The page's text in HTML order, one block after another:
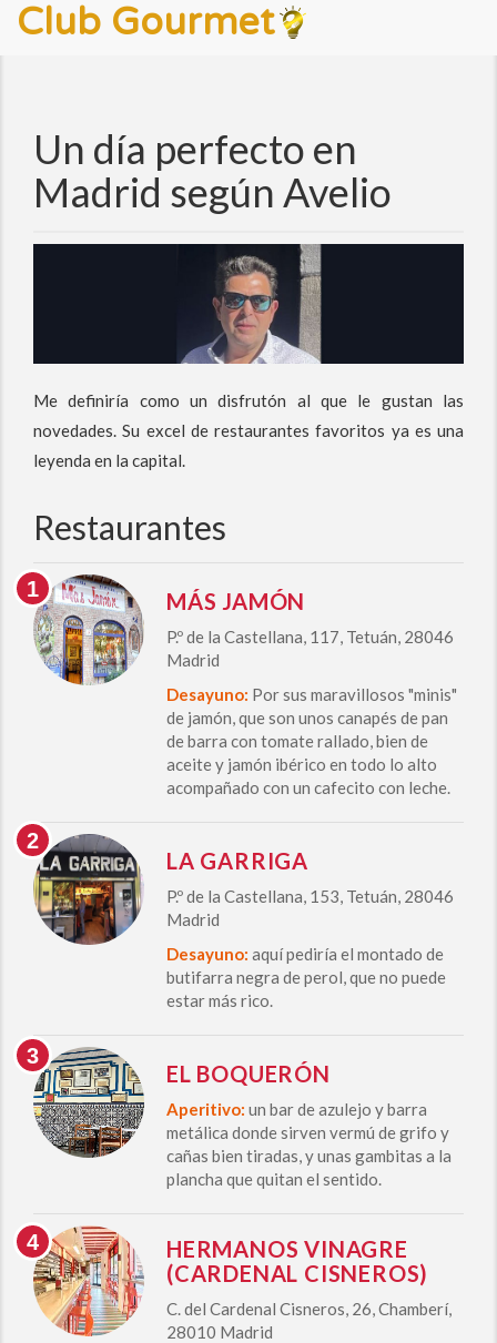
Club Gourmet
Un día perfecto en
Madrid según Avelio
Me definiría como un disfrutón al que le gustan las
novedades. Su excel de restaurantes favoritos ya es una
leyenda en la capital.
Restaurantes
MÁS JAMÓN
P.º de la Castellana, 117, Tetuán, 28046
Madrid
Desayuno: Por sus maravillosos "minis"
de jamón, que son unos canapés de pan
de barra con tomate rallado, bien de
aceite y jamón ibérico en todo lo alto
acompañado con un cafecito con leche.
LA GARRIGA
P.º de la Castellana, 153, Tetuán, 28046
Madrid
Desayuno: aquí pediría el montado de
butifarra negra de perol, que no puede
estar más rico.
EL BOQUERÓN
Aperitivo: un bar de azulejo y barra
metálica donde sirven vermú de grifo y
cañas bien tiradas, y unas gambitas a la
plancha que quitan el sentido.
HERMANOS VINAGRE
(CARDENAL CISNEROS)
C. del Cardenal Cisneros, 26, Chamberí,
28010 Madrid